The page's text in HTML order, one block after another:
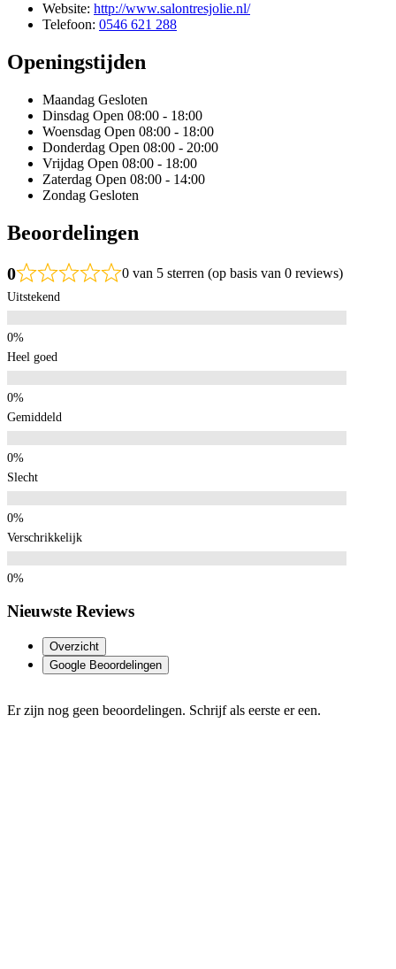
Website: http://www.salontresjolie.nl/
Telefoon: 0546 621 288
Openingstijden
Maandag Gesloten
Dinsdag Open 08:00 - 18:00
Woensdag Open 08:00 - 18:00
Donderdag Open 08:00 - 20:00
Vrijdag Open 08:00 - 18:00
Zaterdag Open 08:00 - 14:00
Zondag Gesloten
Beoordelingen
0 0 van 5 sterren (op basis van 0 reviews)
Uitstekend
Heel goed
Gemiddeld
Slecht
Verschrikkelijk
Nieuwste Reviews
Overzicht
Google Beoordelingen
Er zijn nog geen beoordelingen. Schrijf als eerste er een.